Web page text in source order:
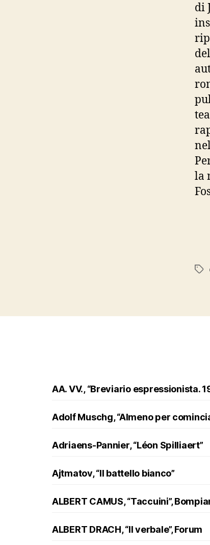
di
la
AA. VV., “Breviario espressionista.
Adolf Muschg, “Almeno per
Adriaens-Pannier, “Léon Spilliaert”
Ajtmatov, “Il battello bianco”
ALBERT CAMUS, “Taccuini”,
ALBERT DRACH, “Il verbale”, Forum